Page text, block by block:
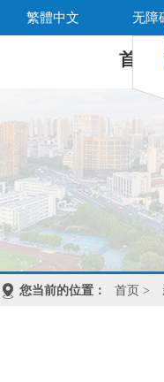
繁體中文 无障
首 页
您当前的位置： 首页 >